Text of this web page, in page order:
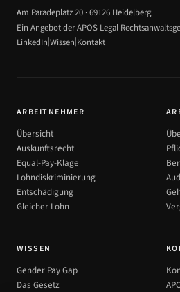
Am Paradeplatz 20 · 69126 Heidelberg
Ein Angebot der APOS Legal
LinkedIn|Wissen|Kontakt
ARBEITNEHMER
Übersicht
Auskunftsrecht
Equal-Pay-Klage
Lohndiskriminierung
Entschädigung
Gleicher Lohn
WISSEN
Gender Pay Gap
Das Gesetz